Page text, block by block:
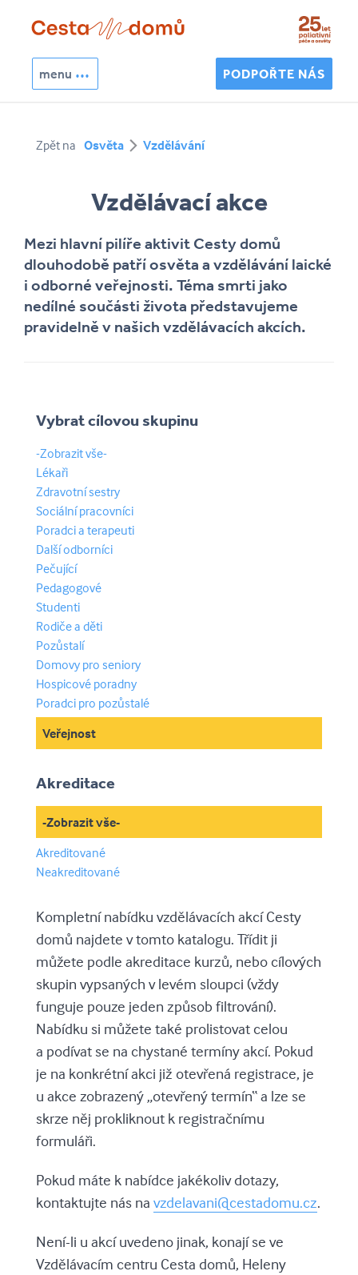
Přejít k hlavnímu obsahu
menu PODPOŘTE NÁS
Vyhledávání
Zpět na Osvěta Vzdělávání
Vzdělávací akce
Mezi hlavní pilíře aktivit Cesty domů
dlouhodobě patří osvěta a vzdělávání laické
i odborné veřejnosti. Téma smrti jako
nedílné součásti života představujeme
pravidelně v našich vzdělávacích akcích.
Vybrat cílovou skupinu
-Zobrazit vše-
Lékaři
Zdravotní sestry
Sociální pracovníci
Poradci a terapeuti
Další odborníci
Pečující
Pedagogové
Studenti
Rodiče a děti
Pozůstalí
Domovy pro seniory
Hospicové poradny
Poradci pro pozůstalé
Veřejnost
Akreditace
-Zobrazit vše-
Akreditované
Neakreditované
Kompletní nabídku vzdělávacích akcí Cesty
domů najdete v tomto katalogu. Třídit ji
můžete podle akreditace kurzů, nebo cílových
skupin vypsaných v levém sloupci (vždy
funguje pouze jeden způsob filtrování).
Nabídku si můžete také prolistovat celou
a podívat se na chystané termíny akcí. Pokud
je na konkrétní akci již otevřená registrace, je
u akce zobrazený „otevřený termín“ a lze se
skrze něj prokliknout k registračnímu
formuláři.
Pokud máte k nabídce jakékoliv dotazy,
kontaktujte nás na vzdelavani@cestadomu.cz.
Není-li u akcí uvedeno jinak, konají se ve
Vzdělávacím centru Cesta domů, Heleny